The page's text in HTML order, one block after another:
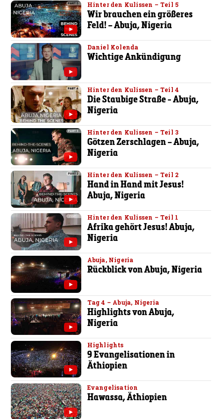
Hinter den Kulissen – Teil 5
Wir brauchen ein größeres
Feld! – Abuja, Nigeria
Daniel Kolenda
Wichtige Ankündigung
Hinter den Kulissen – Teil 4
Die Staubige Straße - Abuja,
Nigeria
Hinter den Kulissen – Teil 3
Götzen Zerschlagen – Abuja,
Nigeria
Hinter den Kulissen – Teil 2
Hand in Hand mit Jesus!
Abuja, Nigeria
Hinter den Kulissen – Teil 1
Afrika gehört Jesus! Abuja,
Nigeria
Abuja, Nigeria
Rückblick von Abuja, Nigeria
Tag 4 – Abuja, Nigeria
Highlights von Abuja,
Nigeria
Highlights
9 Evangelisationen in
Äthiopien
Evangelisation
Hawassa, Äthiopien